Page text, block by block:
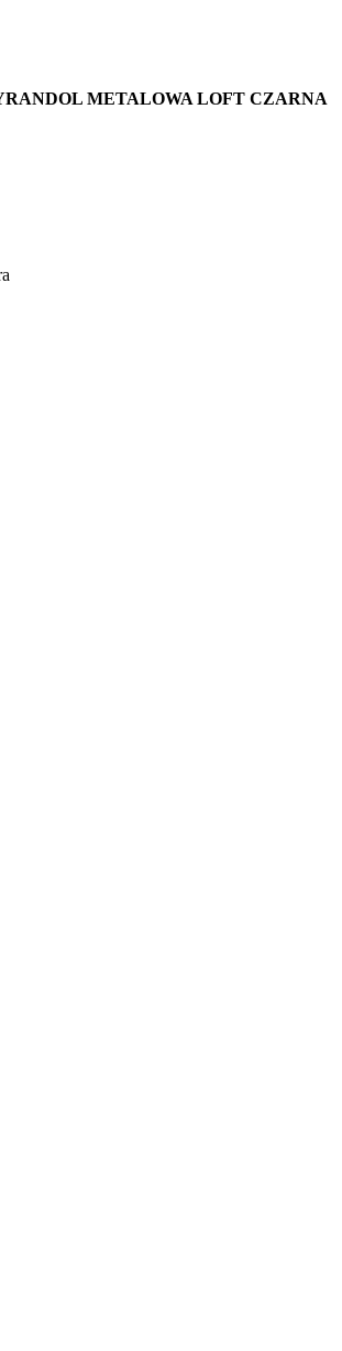
METALOWA LOFT CZARNA